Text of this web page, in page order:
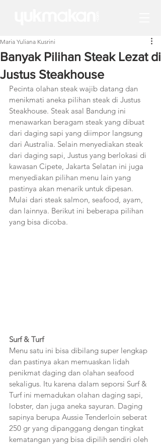
Banyak Pilihan Steak Lezat di
Justus Steakhouse
Maria Yuliana Kusrini
Pecinta olahan steak wajib datang dan
menikmati aneka pilihan steak di Justus
Steakhouse. Steak asal Bandung ini
menawarkan beragam steak yang dibuat
dari daging sapi yang diimpor langsung
dari Australia. Selain menyediakan steak
dari daging sapi, Justus yang berlokasi di
kawasan Cipete, Jakarta Selatan ini juga
menyediakan pilihan menu lain yang
pastinya akan menarik untuk dipesan.
Mulai dari steak salmon, seafood, ayam,
dan lainnya. Berikut ini beberapa pilihan
yang bisa dicoba.
Surf & Turf
Menu satu ini bisa dibilang super lengkap
dan pastinya akan memuaskan lidah
penikmat daging dan olahan seafood
sekaligus. Itu karena dalam seporsi Surf &
Turf ini memadukan olahan daging sapi,
lobster, dan juga aneka sayuran. Daging
sapinya berupa Aussie Tenderloin seberat
250 gr yang dipanggang dengan tingkat
kematangan yang bisa dipilih sendiri oleh